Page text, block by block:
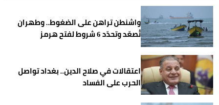
واشنطن تراهن على الضغوط.. وطهران
تُصعّد وتحدّد 6 شروط لفتح هرمز
اعتقالات في صلاح الدين.. بغداد تواصل
الحرب على الفساد